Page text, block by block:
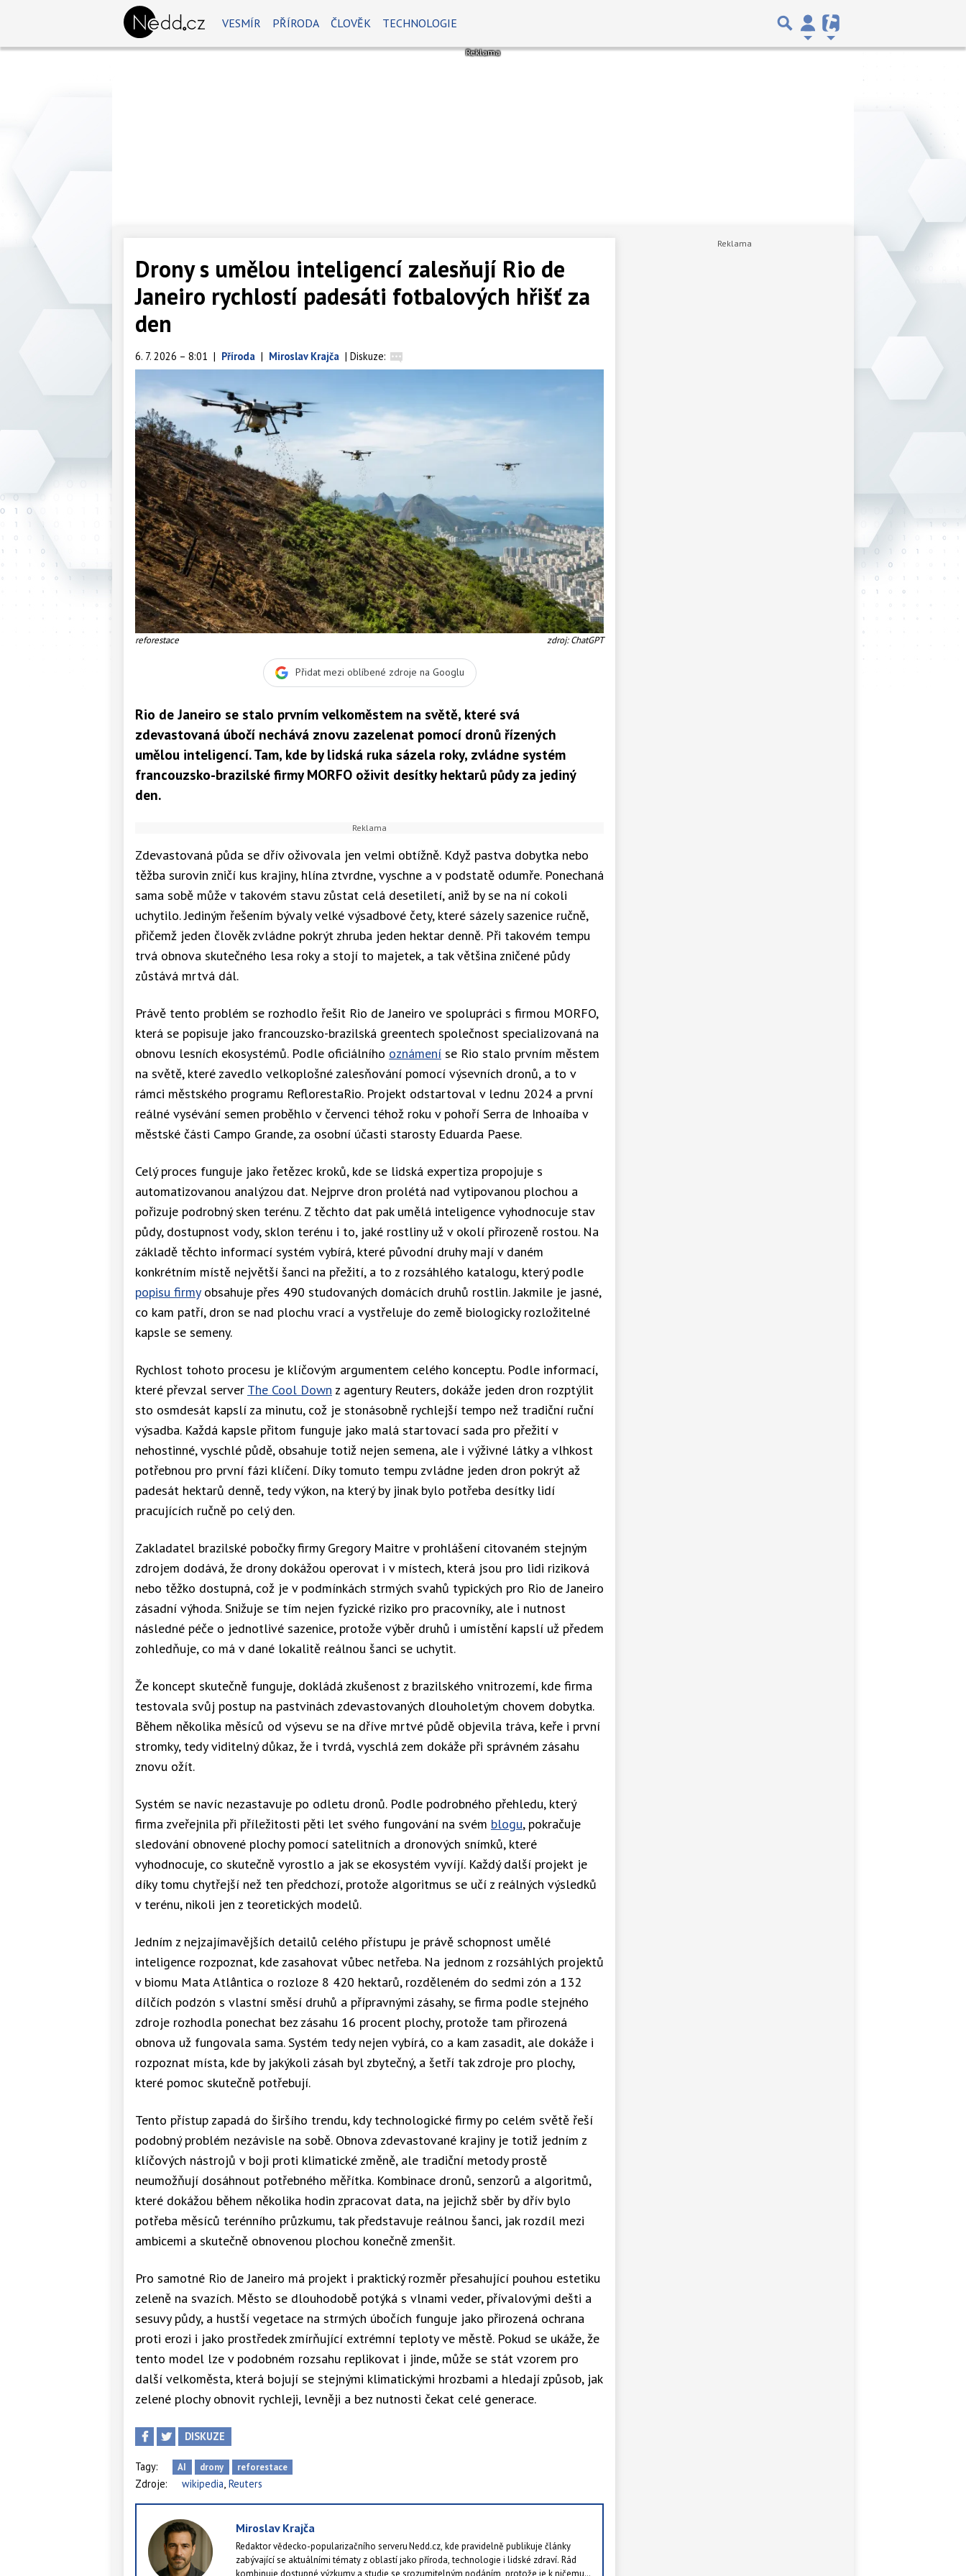
VESMÍR PŘÍRODA ČLOVĚK TECHNOLOGIE
Drony s umělou inteligencí zalesňují Rio de
Janeiro rychlostí padesáti fotbalových hřišť za
den
6. 7. 2026 – 8:01 | Příroda | Miroslav Krajča | Diskuze:
reforestace zdroj: ChatGPT
Přidat mezi oblíbené zdroje na Googlu
Rio de Janeiro se stalo prvním velkoměstem na světě, které svá
zdevastovaná úbočí nechává znovu zazelenat pomocí dronů řízených
umělou inteligencí. Tam, kde by lidská ruka sázela roky, zvládne systém
francouzsko-brazilské firmy MORFO oživit desítky hektarů půdy za jediný
den.
Zdevastovaná půda se dřív oživovala jen velmi obtížně. Když pastva dobytka nebo
těžba surovin zničí kus krajiny, hlína ztvrdne, vyschne a v podstatě odumře. Ponechaná
sama sobě může v takovém stavu zůstat celá desetiletí, aniž by se na ní cokoli
uchytilo. Jediným řešením bývaly velké výsadbové čety, které sázely sazenice ručně,
přičemž jeden člověk zvládne pokrýt zhruba jeden hektar denně. Při takovém tempu
trvá obnova skutečného lesa roky a stojí to majetek, a tak většina zničené půdy
zůstává mrtvá dál.
Právě tento problém se rozhodlo řešit Rio de Janeiro ve spolupráci s firmou MORFO,
která se popisuje jako francouzsko-brazilská greentech společnost specializovaná na
obnovu lesních ekosystémů. Podle oficiálního oznámení se Rio stalo prvním městem
na světě, které zavedlo velkoplošné zalesňování pomocí výsevních dronů, a to v
rámci městského programu ReflorestaRio. Projekt odstartoval v lednu 2024 a první
reálné vysévání semen proběhlo v červenci téhož roku v pohoří Serra de Inhoaíba v
městské části Campo Grande, za osobní účasti starosty Eduarda Paese.
Celý proces funguje jako řetězec kroků, kde se lidská expertiza propojuje s
automatizovanou analýzou dat. Nejprve dron prolétá nad vytipovanou plochou a
pořizuje podrobný sken terénu. Z těchto dat pak umělá inteligence vyhodnocuje stav
půdy, dostupnost vody, sklon terénu i to, jaké rostliny už v okolí přirozeně rostou. Na
základě těchto informací systém vybírá, které původní druhy mají v daném
konkrétním místě největší šanci na přežití, a to z rozsáhlého katalogu, který podle
popisu firmyobsahuje přes 490 studovaných domácích druhů rostlin. Jakmile je jasné,
co kam patří, dron se nad plochu vrací a vystřeluje do země biologicky rozložitelné
kapsle se semeny.
Rychlost tohoto procesu je klíčovým argumentem celého konceptu. Podle informací,
které převzal server The Cool Down z agentury Reuters, dokáže jeden dron rozptýlit
sto osmdesát kapslí za minutu, což je stonásobně rychlejší tempo než tradiční ruční
výsadba. Každá kapsle přitom funguje jako malá startovací sada pro přežití v
nehostinné, vyschlé půdě, obsahuje totiž nejen semena, ale i výživné látky a vlhkost
potřebnou pro první fázi klíčení. Díky tomuto tempu zvládne jeden dron pokrýt až
padesát hektarů denně, tedy výkon, na který by jinak bylo potřeba desítky lidí
pracujících ručně po celý den.
Zakladatel brazilské pobočky firmy Gregory Maitre v prohlášení citovaném stejným
zdrojem dodává, že drony dokážou operovat i v místech, která jsou pro lidi riziková
nebo těžko dostupná, což je v podmínkách strmých svahů typických pro Rio de Janeiro
zásadní výhoda. Snižuje se tím nejen fyzické riziko pro pracovníky, ale i nutnost
následné péče o jednotlivé sazenice, protože výběr druhů i umístění kapslí už předem
zohledňuje, co má v dané lokalitě reálnou šanci se uchytit.
Že koncept skutečně funguje, dokládá zkušenost z brazilského vnitrozemí, kde firma
testovala svůj postup na pastvinách zdevastovaných dlouholetým chovem dobytka.
Během několika měsíců od výsevu se na dříve mrtvé půdě objevila tráva, keře i první
stromky, tedy viditelný důkaz, že i tvrdá, vyschlá zem dokáže při správném zásahu
znovu ožít.
Systém se navíc nezastavuje po odletu dronů. Podle podrobného přehledu, který
firma zveřejnila při příležitosti pěti let svého fungování na svém blogu, pokračuje
sledování obnovené plochy pomocí satelitních a dronových snímků, které
vyhodnocuje, co skutečně vyrostlo a jak se ekosystém vyvíjí. Každý další projekt je
díky tomu chytřejší než ten předchozí, protože algoritmus se učí z reálných výsledků
v terénu, nikoli jen z teoretických modelů.
Jedním z nejzajímavějších detailů celého přístupu je právě schopnost umělé
inteligence rozpoznat, kde zasahovat vůbec netřeba. Na jednom z rozsáhlých projektů
v biomu Mata Atlântica o rozloze 8 420 hektarů, rozděleném do sedmi zón a 132
dílčích podzón s vlastní směsí druhů a přípravnými zásahy, se firma podle stejného
zdroje rozhodla ponechat bez zásahu 16 procent plochy, protože tam přirozená
obnova už fungovala sama. Systém tedy nejen vybírá, co a kam zasadit, ale dokáže i
rozpoznat místa, kde by jakýkoli zásah byl zbytečný, a šetří tak zdroje pro plochy,
které pomoc skutečně potřebují.
Tento přístup zapadá do širšího trendu, kdy technologické firmy po celém světě řeší
podobný problém nezávisle na sobě. Obnova zdevastované krajiny je totiž jedním z
klíčových nástrojů v boji proti klimatické změně, ale tradiční metody prostě
neumožňují dosáhnout potřebného měřítka. Kombinace dronů, senzorů a algoritmů,
které dokážou během několika hodin zpracovat data, na jejichž sběr by dřív bylo
potřeba měsíců terénního průzkumu, tak představuje reálnou šanci, jak rozdíl mezi
ambicemi a skutečně obnovenou plochou konečně zmenšit.
Pro samotné Rio de Janeiro má projekt i praktický rozměr přesahující pouhou estetiku
zeleně na svazích. Město se dlouhodobě potýká s vlnami veder, přívalovými dešti a
sesuvy půdy, a hustší vegetace na strmých úbočích funguje jako přirozená ochrana
proti erozi i jako prostředek zmírňující extrémní teploty ve městě. Pokud se ukáže, že
tento model lze v podobném rozsahu replikovat i jinde, může se stát vzorem pro
další velkoměsta, která bojují se stejnými klimatickými hrozbami a hledají způsob, jak
zelené plochy obnovit rychleji, levněji a bez nutnosti čekat celé generace.
DISKUZE
Tagy: AI drony reforestace
Zdroje: wikipedia, Reuters
Miroslav Krajča
Redaktor vědecko-popularizačního serveru Nedd.cz, kde pravidelně publikuje články
zabývající se aktuálními tématy z oblastí jako příroda, technologie i lidské zdraví. Rád